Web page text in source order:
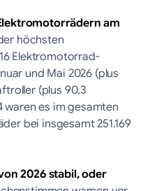
am
höchsten
Elektromotorrad-
und Mai 2026 (plus
(plus 90,3
waren es im gesamten
bei insgesamt 251.169
2026 stabil, oder